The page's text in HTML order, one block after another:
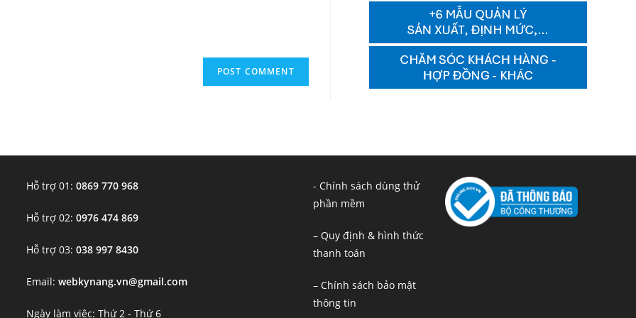
Hỗ trợ 01:0869 770 968
Hỗ trợ 02:0976 474 869
Hỗ trợ 03:038 997 8430
Email:webkynang.vn@gmail.com
Ngày làm việc: Thứ 2 - Thứ 6
- Chính sách dùng thử
phần mềm
– Quy định & hình thức
thanh toán
– Chính sách bảo mật
thông tin